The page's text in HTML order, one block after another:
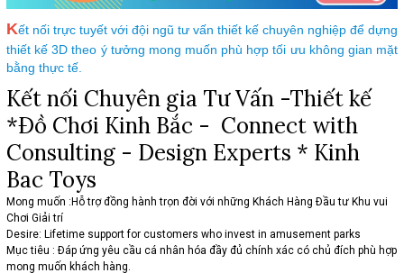
Kết nối trực tuyết với đội ngũ tư vấn thiết kế chuyên nghiệp để dựng
thiết kế 3D theo ý tưởng mong muốn phù hợp tối ưu không gian mặt
bằng thực tế.